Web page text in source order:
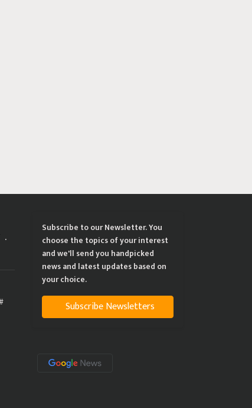
Subscribe to our Newsletter. You
choose the topics of your interest
and we'll send you handpicked
news and latest updates based on
your choice.
Subscribe Newsletters